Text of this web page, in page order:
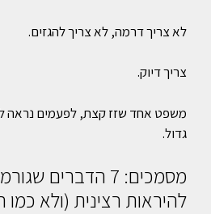
לא צריך דרמה, לא צריך להגזים.
צריך דיוק.
משפט אחד שזז קצת, לפעמים נראה
גדול.
מסמכים: 7 הדברים
להיראות רצינית (ולא